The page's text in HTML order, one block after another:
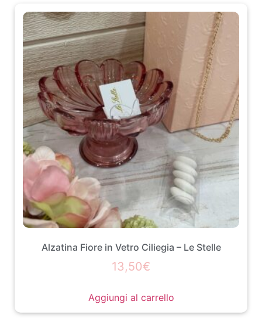
Alzatina Fiore in Vetro Ciliegia – Le Stelle
13,50€
Aggiungi al carrello